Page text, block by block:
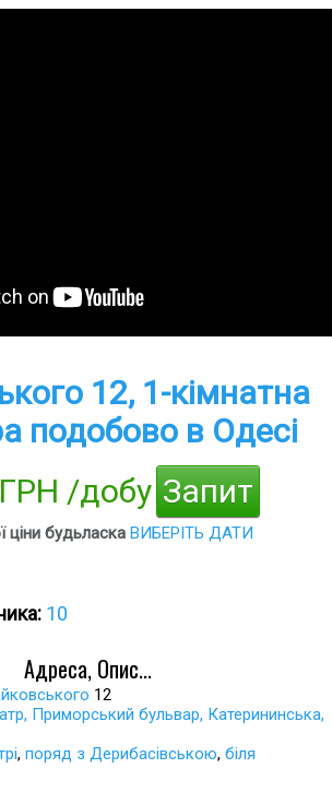
12, 1-кімнатна
подобово в Одесі
/добу Запит
ціни будьласка ВИБЕРІТЬ ДАТИ
10
Адреса, Опис...
12
Приморський бульвар, Катерининська,
, поряд з Дерибасівською, біля